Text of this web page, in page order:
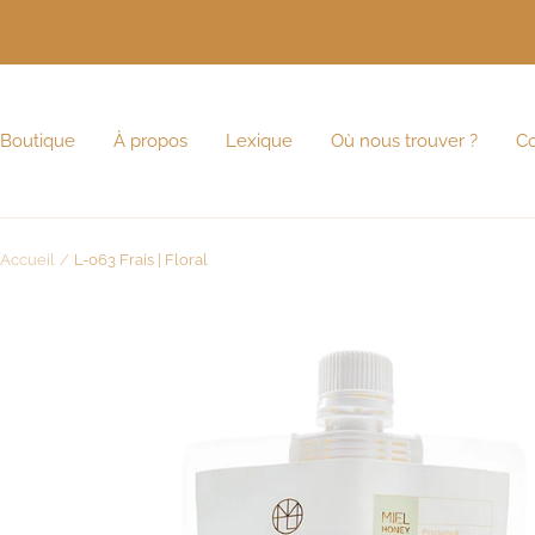
Boutique À propos Lexique Où nous trouver ?
Accueil L-063 Frais | Floral